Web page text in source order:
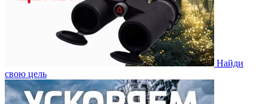
Найди
свою цель